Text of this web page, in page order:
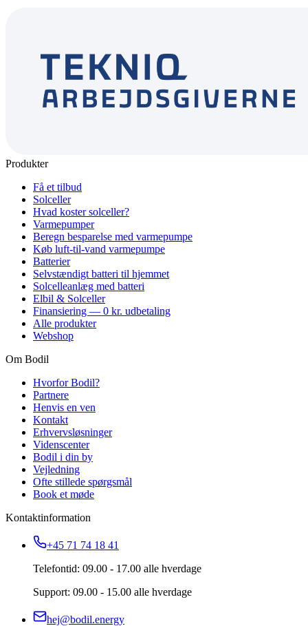
Produkter
Få et tilbud
Solceller
Hvad koster solceller?
Varmepumper
Beregn besparelse med varmepumpe
Køb luft-til-vand varmepumpe
Batterier
Selvstændigt batteri til hjemmet
Solcelleanlæg med batteri
Elbil & Solceller
Finansiering — 0 kr. udbetaling
Alle produkter
Webshop
Om Bodil
Hvorfor Bodil?
Partnere
Henvis en ven
Kontakt
Erhvervsløsninger
Videnscenter
Bodil i din by
Vejledning
Ofte stillede spørgsmål
Book et møde
Kontaktinformation
+45 71 74 18 41
Telefontid: 09.00 - 17.00 alle hverdage
Support: 09.00 - 15.00 alle hverdage
hej@bodil.energy